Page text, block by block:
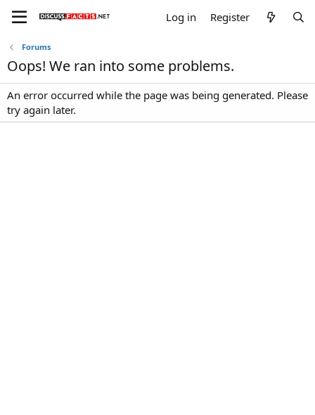
Log in Register
Forums
Oops! We ran into some problems.
An error occurred while the page was being generated. Please
try again later.